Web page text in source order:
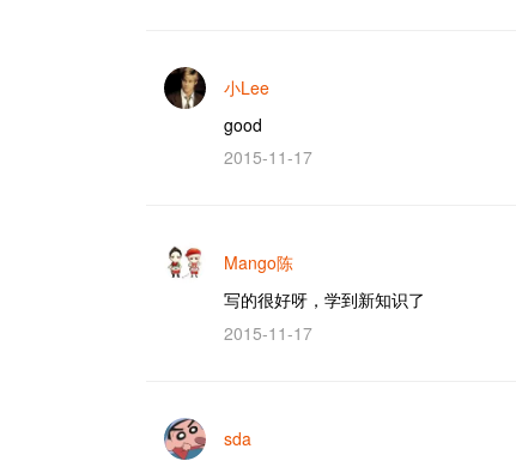
小Lee
good
2015-11-17
Mango陈
写的很好呀，学到新知识了
2015-11-17
sda